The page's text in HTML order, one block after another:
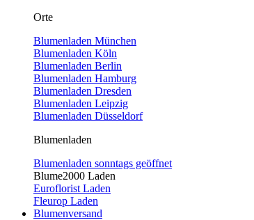
Orte
Blumenladen München
Blumenladen Köln
Blumenladen Berlin
Blumenladen Hamburg
Blumenladen Dresden
Blumenladen Leipzig
Blumenladen Düsseldorf
Blumenladen
Blumenladen sonntags geöffnet
Blume2000 Laden
Euroflorist Laden
Fleurop Laden
Blumenversand